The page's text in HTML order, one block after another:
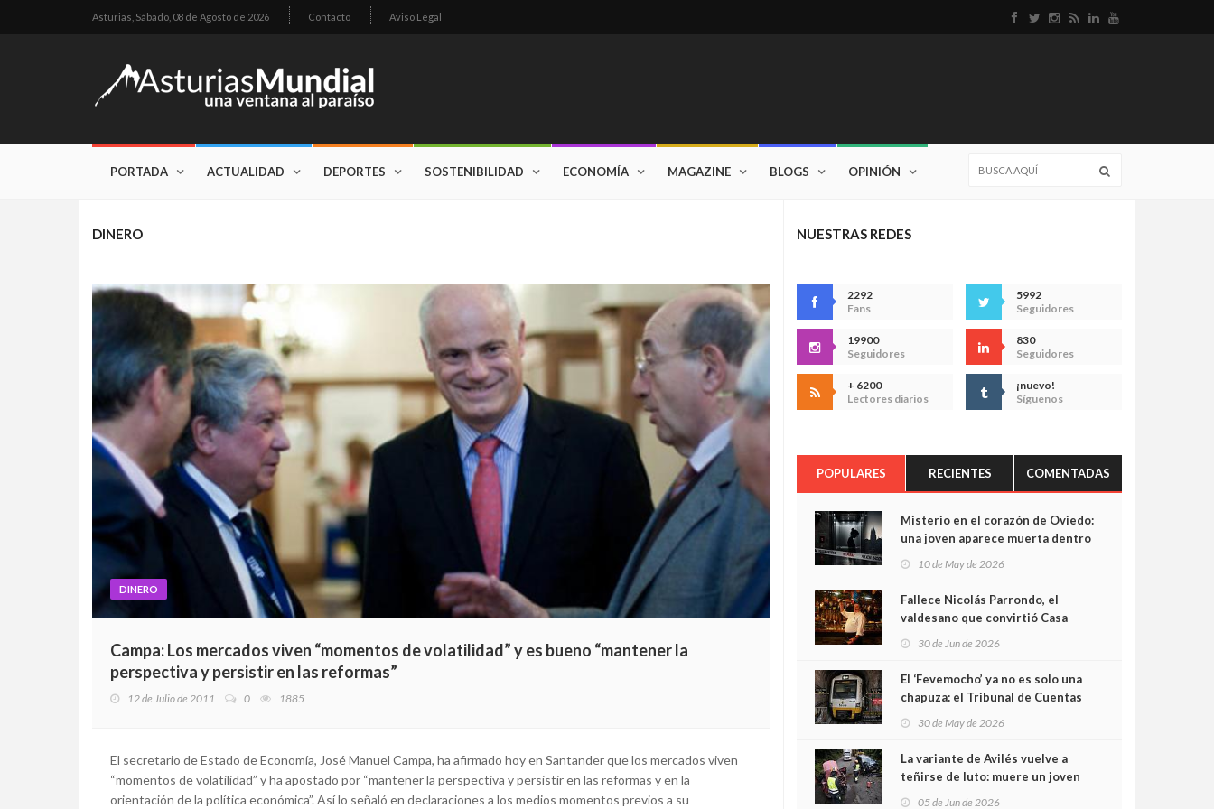
Asturias, Sábado, 08 de Agosto de 2026 Contacto Aviso Legal
PORTADA ACTUALIDAD DEPORTES SOSTENIBILIDAD ECONOMÍA MAGAZINE BLOGS OPINIÓN
DINERO
DINERO
Campa: Los mercados viven “momentos de volatilidad” y es bueno “mantener la
perspectiva y persistir en las reformas”
12 de Julio de 2011 0 1885
El secretario de Estado de Economía, José Manuel Campa, ha afirmado hoy en Santander que los mercados viven
“momentos de volatilidad” y ha apostado por “mantener la perspectiva y persistir en las reformas y en la
orientación de la política económica”. Así lo señaló en declaraciones a los medios momentos previos a su
NUESTRAS REDES
2292
Fans
5992
Seguidores
19900
Seguidores
830
Seguidores
+ 6200
Lectores diarios
¡nuevo!
Síguenos
POPULARES RECIENTES COMENTADAS
Misterio en el corazón de Oviedo:
una joven aparece muerta dentro
cámaras captan sus últimos
minutos
10 de May de 2026
Fallece Nicolás Parrondo, el
valdesano que convirtió Casa
30 de Jun de 2026
El ‘Fevemocho’ ya no es solo una
chapuza: el Tribunal de Cuentas
sobrecoste de los trenes que no
cabían por los túneles
30 de May de 2026
La variante de Avilés vuelve a
teñirse de luto: muere un joven
05 de Jun de 2026